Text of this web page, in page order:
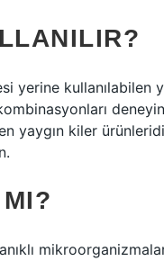
yerine kullanılabilen
yaygın kiler